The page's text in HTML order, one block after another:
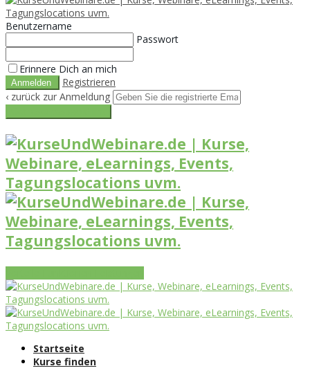
Benutzername
Passwort
Erinnere Dich an mich
Registrieren
‹ zurück zur Anmeldung
Startseite
Kurse finden